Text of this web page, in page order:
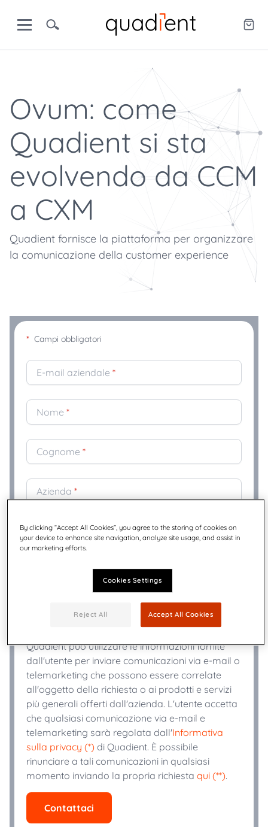
Ovum: come
Quadient si sta
evolvendo da CCM
a CXM
Quadient fornisce la piattaforma per organizzare
la comunicazione della customer experience
* Campi obbligatori
E-mail aziendale *
Nome *
Cognome *
Azienda *
Posizione *
Telefono *
Industria*
Quadient può utilizzare le informazioni fornite
dall'utente per inviare comunicazioni via e-mail o
telemarketing che possono essere correlate
all'oggetto della richiesta o ai prodotti e servizi
più generali offerti dall'azienda. L'utente accetta
che qualsiasi comunicazione via e-mail e
telemarketing sarà regolata dall'Informativa
sulla privacy (*) di Quadient. È possibile
rinunciare a tali comunicazioni in qualsiasi
momento inviando la propria richiesta qui (**).
Contattaci
By clicking “Accept All Cookies”, you agree to the storing of cookies on
your device to enhance site navigation, analyze site usage, and assist in
our marketing efforts.
Cookies Settings
Reject All Accept All Cookies